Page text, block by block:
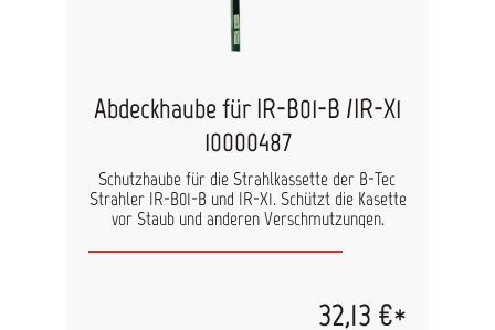
Abdeckhaube für IR-B01-B /IR-X1
10000487
Schutzhaube für die Strahlkassette der B-Tec
Strahler IR-B01-B und IR-X1. Schützt die Kasette
vor Staub und anderen Verschmutzungen.
32,13 €*